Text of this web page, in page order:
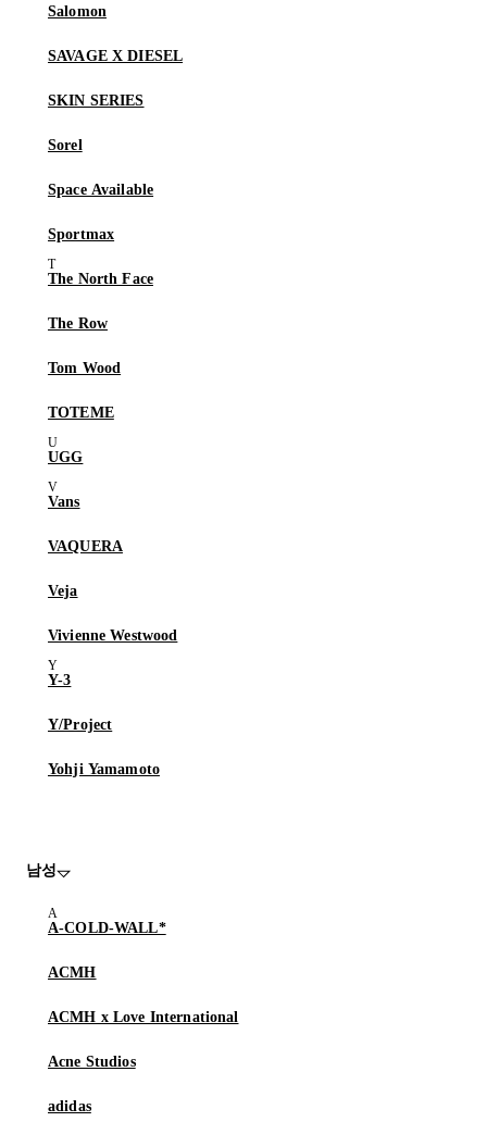
Salomon
SAVAGE X DIESEL
SKIN SERIES
Sorel
Space Available
Sportmax
The North Face
The Row
Tom Wood
TOTEME
UGG
Vans
VAQUERA
Veja
Vivienne Westwood
Y-3
Y/Project
Yohji Yamamoto
남성
A-COLD-WALL*
ACMH
ACMH x Love International
Acne Studios
adidas